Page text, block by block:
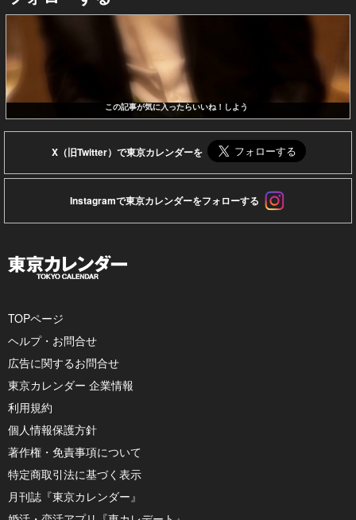
この記事が気に入ったらいいね！しよう
X（旧Twitter）で東京カレンダーを
Instagramで東京カレンダーをフォローする
TOPページ
ヘルプ・お問合せ
広告に関するお問合せ
東京カレンダー 企業情報
利用規約
個人情報保護方針
著作権・免責事項について
特定商取引法に基づく表示
月刊誌『東京カレンダー』